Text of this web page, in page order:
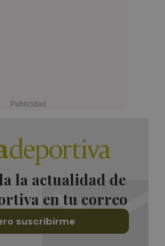
la actualidad de
en tu correo
suscribirme